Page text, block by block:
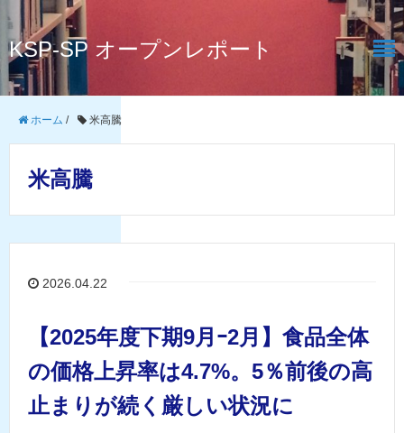
KSP-SP オープンレポート
ホーム / 米高騰
米高騰
2026.04.22
【2025年度下期9月ｰ2月】食品全体
の価格上昇率は4.7%。5％前後の高
止まりが続く厳しい状況に